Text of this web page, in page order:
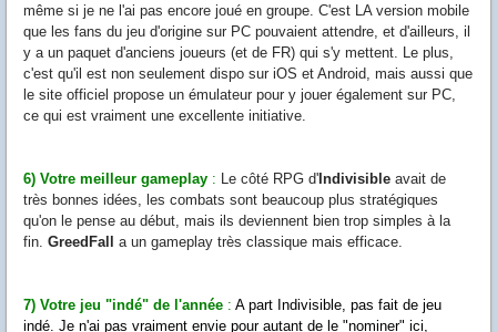
même si je ne l'ai pas encore joué en groupe. C'est LA version mobile
que les fans du jeu d'origine sur PC pouvaient attendre, et d'ailleurs, il
y a un paquet d'anciens joueurs (et de FR) qui s'y mettent. Le plus,
c'est qu'il est non seulement dispo sur iOS et Android, mais aussi que
le site officiel propose un émulateur pour y jouer également sur PC,
ce qui est vraiment une excellente initiative.
6) Votre meilleur gameplay : Le côté RPG d'Indivisible avait de
très bonnes idées, les combats sont beaucoup plus stratégiques
qu'on le pense au début, mais ils deviennent bien trop simples à la
fin. GreedFall a un gameplay très classique mais efficace.
7) Votre jeu "indé" de l'année : A part Indivisible, pas fait de jeu
indé. Je n'ai pas vraiment envie pour autant de le "nominer" ici,